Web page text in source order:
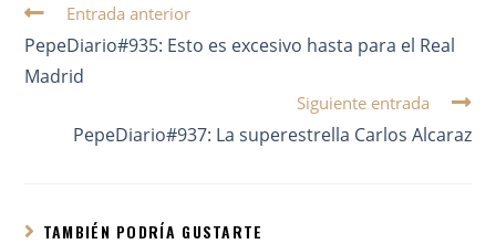
Entrada anterior
PepeDiario#935: Esto es excesivo hasta para el Real
Madrid
Siguiente entrada
PepeDiario#937: La superestrella Carlos Alcaraz
TAMBIÉN PODRÍA GUSTARTE